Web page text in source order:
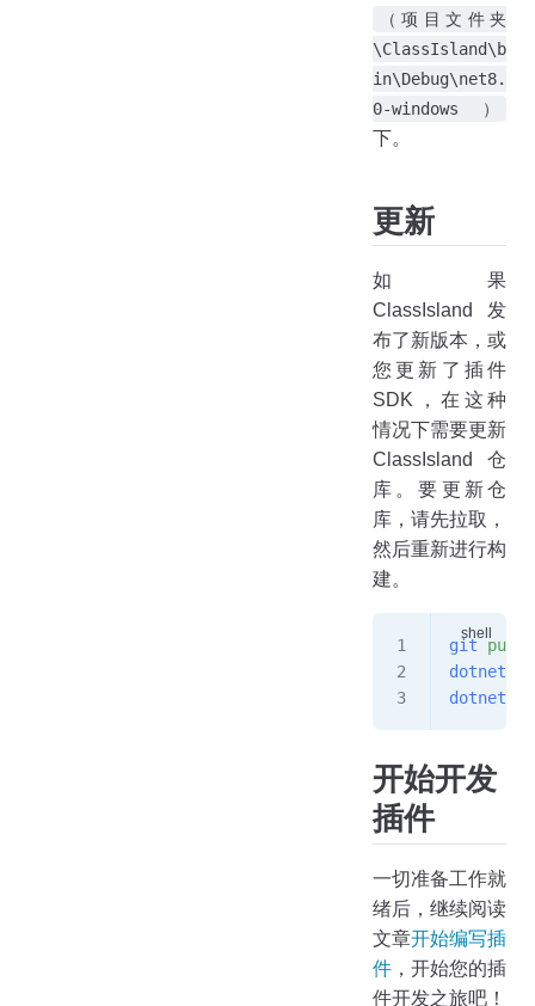
（项目文件夹
\ClassIsland\b
in\Debug\net8.
0-windows）
下。
更新
如果
ClassIsland 发
布了新版本，或
您更新了插件
SDK，在这种
情况下需要更新
ClassIsland 仓
库。要更新仓
库，请先拉取，
然后重新进行构
建。
git pull
dotnet
dotnet
开始开发
插件
一切准备工作就
绪后，继续阅读
文章开始编写插
件 ，开始您的插
件开发之旅吧！